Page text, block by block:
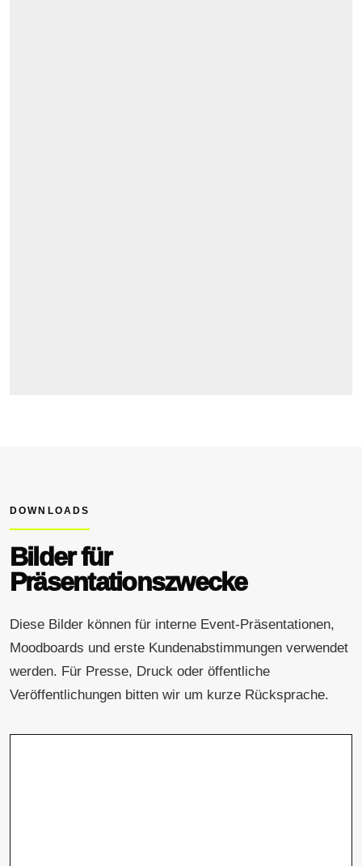
DOWNLOADS
Bilder für
Präsentationszwecke
Diese Bilder können für interne Event-Präsentationen,
Moodboards und erste Kundenabstimmungen verwendet
werden. Für Presse, Druck oder öffentliche
Veröffentlichungen bitten wir um kurze Rücksprache.